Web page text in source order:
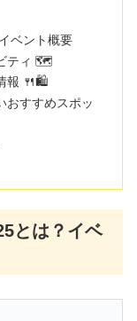
ベント概要
ビティ 🗺️
報 🍴🛍️
おすすめスポッ
とは？イベ